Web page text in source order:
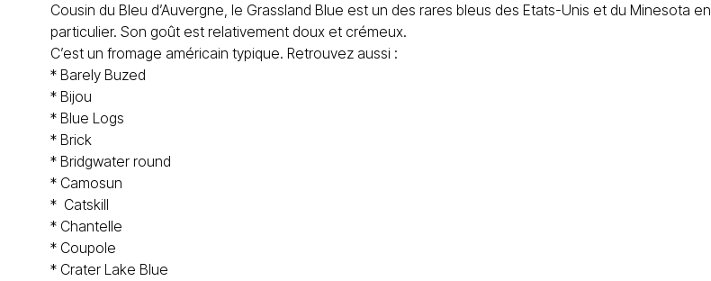
Cousin du Bleu d’Auvergne, le Grassland Blue est un des rares bleus des Etats-Unis et du Minesota en
particulier. Son goût est relativement doux et crémeux.
C’est un fromage américain typique. Retrouvez aussi :
* Barely Buzed
* Bijou
* Blue Logs
* Brick
* Bridgwater round
* Camosun
* Catskill
* Chantelle
* Coupole
* Crater Lake Blue